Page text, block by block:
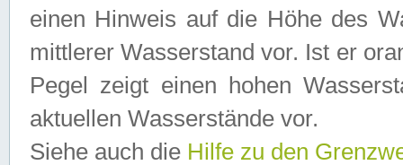
einen Hinweis auf die Höhe des
mittlerer Wasserstand vor. Ist er
Pegel zeigt einen hohen
aktuellen Wasserstände vor.
Siehe auch die Hilfe zu den